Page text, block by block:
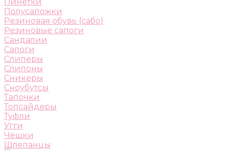
Полусапожки
Резиновая обувь (сабо)
Резиновые сапоги
Сандалии
Сапоги
Слиперы
Слипоны
Сникеры
Сноубутсы
Тапочки
Топсайдеры
Туфли
Угги
Чешки
Шлепанцы